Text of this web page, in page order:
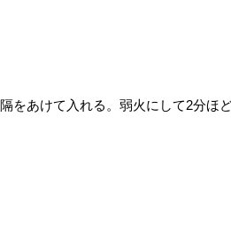
をあけて入れる。弱火にして2分ほ